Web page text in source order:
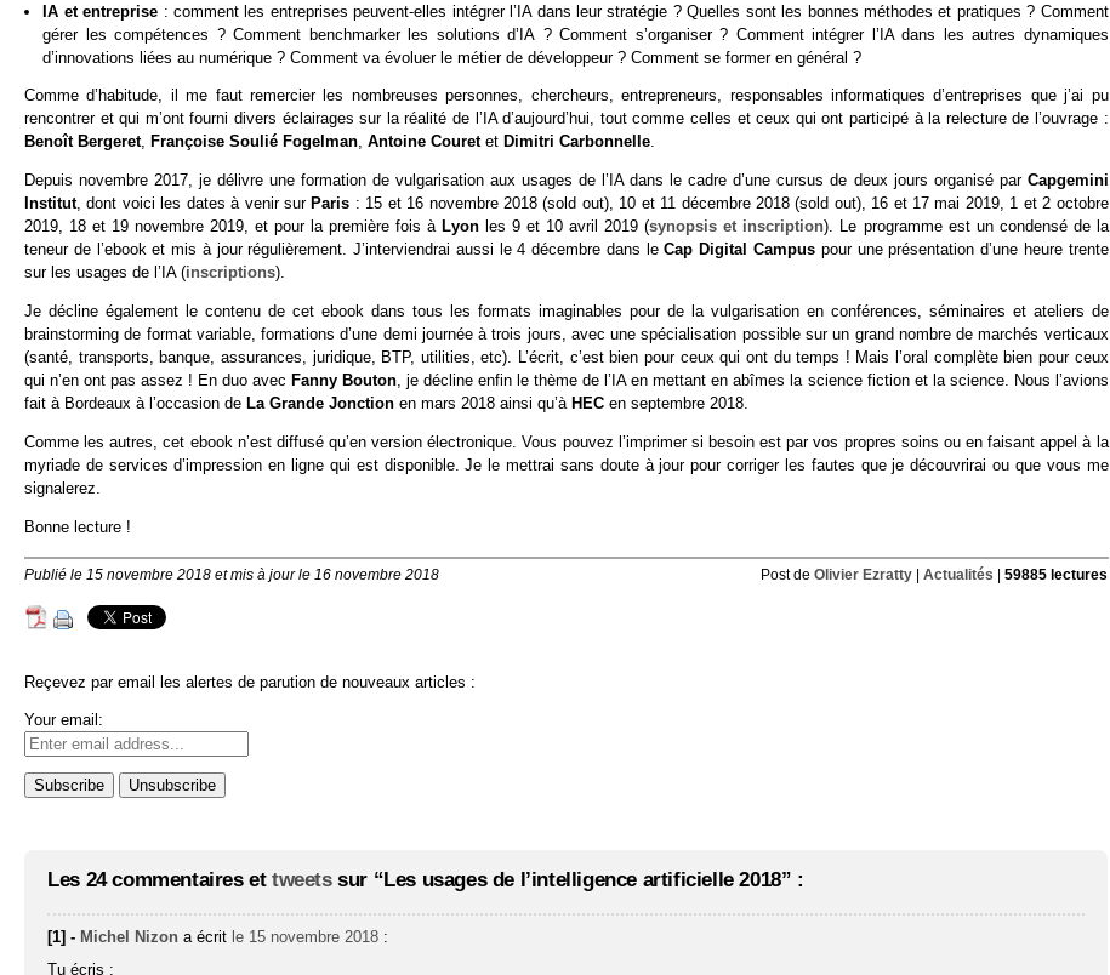
IA et entreprise : comment les entreprises peuvent-elles intégrer l’IA dans leur stratégie ? Quelles sont les bonnes méthodes et pratiques ? Comment
gérer les compétences ? Comment benchmarker les solutions d’IA ? Comment s’organiser ? Comment intégrer l’IA dans les autres dynamiques
d’innovations liées au numérique ? Comment va évoluer le métier de développeur ? Comment se former en général ?
Comme d’habitude, il me faut remercier les nombreuses personnes, chercheurs, entrepreneurs, responsables informatiques d’entreprises que j’ai pu
rencontrer et qui m’ont fourni divers éclairages sur la réalité de l’IA d’aujourd’hui, tout comme celles et ceux qui ont participé à la relecture de l’ouvrage :
Benoît Bergeret, Françoise Soulié Fogelman, Antoine Couretet Dimitri Carbonnelle.
Depuis novembre 2017, je délivre une formation de vulgarisation aux usages de l’IA dans le cadre d’une cursus de deux jours organisé par Capgemini
Institut, dont voici les dates à venir sur Paris : 15 et 16 novembre 2018 (sold out), 10 et 11 décembre 2018 (sold out), 16 et 17 mai 2019, 1 et 2 octobre
2019, 18 et 19 novembre 2019, et pour la première fois à Lyon les 9 et 10 avril 2019 (synopsis et inscription). Le programme est un condensé de la
teneur de l’ebook et mis à jour régulièrement. J’interviendrai aussi le 4 décembre dans leCap Digital Campus pour une présentation d’une heure trente
sur les usages de l’IA (inscriptions).
Je décline également le contenu de cet ebook dans tous les formats imaginables pour de la vulgarisation en conférences, séminaires et ateliers de
brainstorming de format variable, formations d’une demi journée à trois jours, avec une spécialisation possible sur un grand nombre de marchés verticaux
(santé, transports, banque, assurances, juridique, BTP, utilities, etc). L’écrit, c’est bien pour ceux qui ont du temps ! Mais l’oral complète bien pour ceux
qui n’en ont pas assez ! En duo avec Fanny Bouton , je décline enfin le thème de l’IA en mettant en abîmes la science fiction et la science. Nous l’avions
fait à Bordeaux à l’occasion de La Grande Jonction en mars 2018 ainsi qu’à HEC en septembre 2018.
Comme les autres, cet ebook n’est diffusé qu’en version électronique. Vous pouvez l’imprimer si besoin est par vos propres soins ou en faisant appel à la
myriade de services d’impression en ligne qui est disponible. Je le mettrai sans doute à jour pour corriger les fautes que je découvrirai ou que vous me
signalerez.
Bonne lecture !
Publié le 15 novembre 2018 et mis à jour le 16 novembre 2018 Post de Olivier Ezratty| Actualités 59885 lectures
Reçevez par email les alertes de parution de nouveaux articles :
Your email:
Les 24 commentaires et tweetssur “Les usages de l’intelligence artificielle 2018” :
[1] - Michel Nizon a écrit le 15 novembre 2018 :
Tu écris :